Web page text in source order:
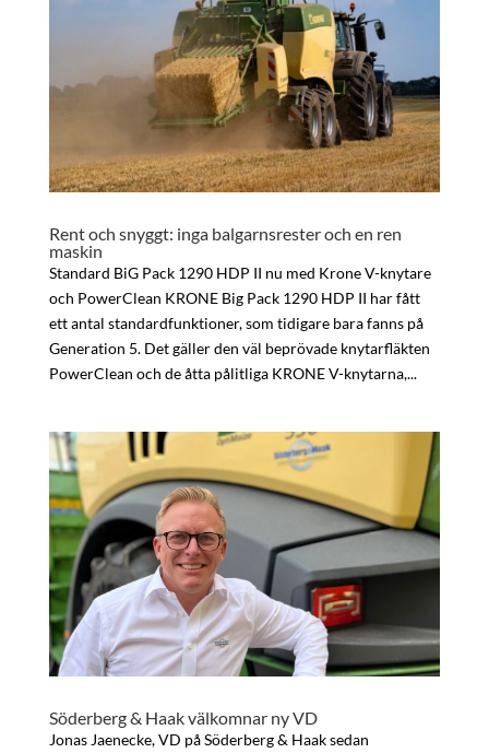
Rent och snyggt: inga balgarnsrester och en ren
maskin
Standard BiG Pack 1290 HDP II nu med Krone V-knytare
och PowerClean KRONE Big Pack 1290 HDP II har fått
ett antal standardfunktioner, som tidigare bara fanns på
Generation 5. Det gäller den väl beprövade knytarfläkten
PowerClean och de åtta pålitliga KRONE V-knytarna,...
Söderberg & Haak välkomnar ny VD
Jonas Jaenecke, VD på Söderberg & Haak sedan